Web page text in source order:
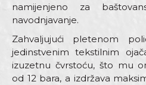
namijenjeno za
navodnjavanje.
Zahvaljujući pletenom
jedinstvenim tekstilnim
izuzetnu čvrstoću, što mu
od 12 bara, a izdržava